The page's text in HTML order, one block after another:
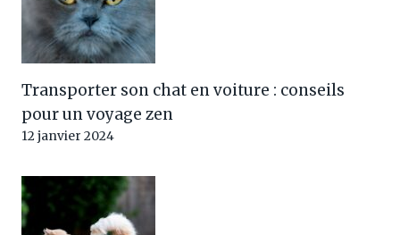
Transporter son chat en voiture : conseils
pour un voyage zen
12 janvier 2024